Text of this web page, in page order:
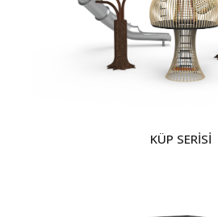
KÜP SERİSİ